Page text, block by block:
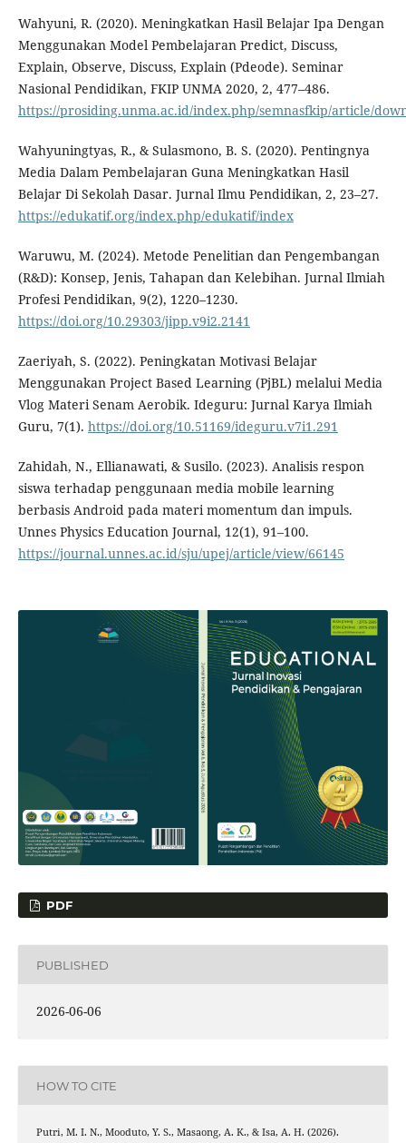
Wahyuni, R. (2020). Meningkatkan Hasil Belajar Ipa Dengan
Menggunakan Model Pembelajaran Predict, Discuss,
Explain, Observe, Discuss, Explain (Pdeode). Seminar
Nasional Pendidikan, FKIP UNMA 2020, 2, 477–486.
https://prosiding.unma.ac.id/index.php/semnasfkip/article/
Wahyuningtyas, R., & Sulasmono, B. S. (2020). Pentingnya
Media Dalam Pembelajaran Guna Meningkatkan Hasil
Belajar Di Sekolah Dasar. Jurnal Ilmu Pendidikan, 2, 23–27.
https://edukatif.org/index.php/edukatif/index
Waruwu, M. (2024). Metode Penelitian dan Pengembangan
(R&D): Konsep, Jenis, Tahapan dan Kelebihan. Jurnal Ilmiah
Profesi Pendidikan, 9(2), 1220–1230.
https://doi.org/10.29303/jipp.v9i2.2141
Zaeriyah, S. (2022). Peningkatan Motivasi Belajar
Menggunakan Project Based Learning (PjBL) melalui Media
Vlog Materi Senam Aerobik. Ideguru: Jurnal Karya Ilmiah
Guru, 7(1). https://doi.org/10.51169/ideguru.v7i1.291
Zahidah, N., Ellianawati, & Susilo. (2023). Analisis respon
siswa terhadap penggunaan media mobile learning
berbasis Android pada materi momentum dan impuls.
Unnes Physics Education Journal, 12(1), 91–100.
https://journal.unnes.ac.id/sju/upej/article/view/66145
PDF
PUBLISHED
2026-06-06
HOW TO CITE
Putri, M. I. N., Mooduto, Y. S., Masaong, A. K., & Isa, A. H. (2026).